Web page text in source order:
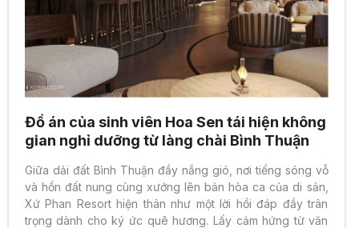
Đồ án của sinh viên Hoa Sen tái hiện không
gian nghỉ dưỡng từ làng chài Bình Thuận
Giữa dải đất Bình Thuận đầy nắng gió, nơi tiếng sóng vỗ
và hồn đất nung cùng xướng lên bản hòa ca của di sản,
Xứ Phan Resort hiện thân như một lời hồi đáp đầy trân
trọng dành cho ký ức quê hương. Lấy cảm hứng từ văn